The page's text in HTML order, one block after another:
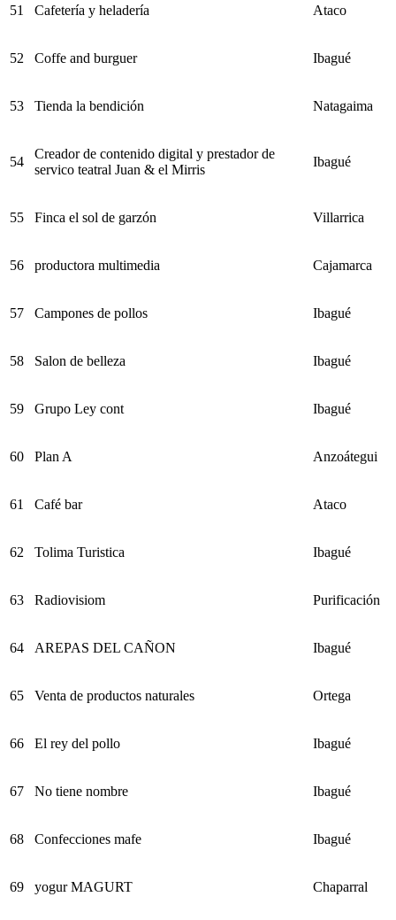
51 Cafetería y heladería Ataco
52 Coffe and burguer Ibagué
53 Tienda la bendición Natagaima
54
Creador de contenido digital y prestador de
servico teatral Juan & el Mirris
Ibagué
55 Finca el sol de garzón Villarrica
56 productora multimedia Cajamarca
57 Campones de pollos Ibagué
58 Salon de belleza Ibagué
59 Grupo Ley cont Ibagué
60 Plan A Anzoátegui
61 Café bar Ataco
62 Tolima Turistica Ibagué
63 Radiovisiom Purificación
64 AREPAS DEL CAÑON Ibagué
65 Venta de productos naturales Ortega
66 El rey del pollo Ibagué
67 No tiene nombre Ibagué
68 Confecciones mafe Ibagué
69 yogur MAGURT Chaparral